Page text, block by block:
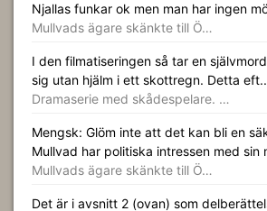
Njallas funkar ok men man har ingen
Mullvads ägare skänkte till Ö…
I den filmatiseringen så tar en
sig utan hjälm i ett skottregn. Detta
Dramaserie med skådespelare. …
Mengsk: Glöm inte att det kan bli en
Mullvad har politiska intressen med sin
Mullvads ägare skänkte till Ö…
Det är i avsnitt 2 (ovan) som